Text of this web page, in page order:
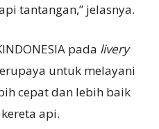
tantangan,” jelasnya.
pada livery
untuk melayani
cepat dan lebih baik
api.